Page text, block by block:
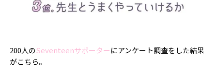
200人のSeventeenサポーターにアンケート調査をした結果
がこちら。